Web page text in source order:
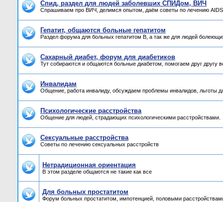
Спид, раздел для людей заболевших СПИДом, ВИЧ
Спрашиваем про ВИЧ, делимся опытом, даём советы по лечению AIDS,
Гепатит, общаются больные гепатитом
Раздел форума для больных гепатитом B, а так же для людей
Сахарный диабет, форум для диабетиков
Тут собираются и общаются больные диабетом, помогаем друг другу
Инвалидам
Общение, работа инвалиду, обсуждаем проблемы инвалидов, льготы
Психологические расстройства
Общение для людей, страдающих психологическими расстройствами.
Сексуальные расстройства
Советы по лечению сексуальных расстройств
Нетрадиционная ориентация
В этом разделе общаются не такие как все
Для больных простатитом
Форум больных простатитом, импотенцией, половыми